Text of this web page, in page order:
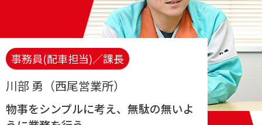
事務員(配車担当)／課長
川部 勇（西尾営業所）
物事をシンプルに考え、無駄の無いよ